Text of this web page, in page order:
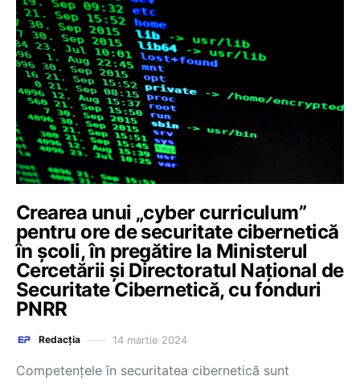
Crearea unui „cyber curriculum”
pentru ore de securitate cibernetică
în școli, în pregătire la Ministerul
Cercetării și Directoratul Național de
Securitate Cibernetică, cu fonduri
PNRR
Redacția 14 martie 2024
Competenţele în securitatea cibernetică sunt